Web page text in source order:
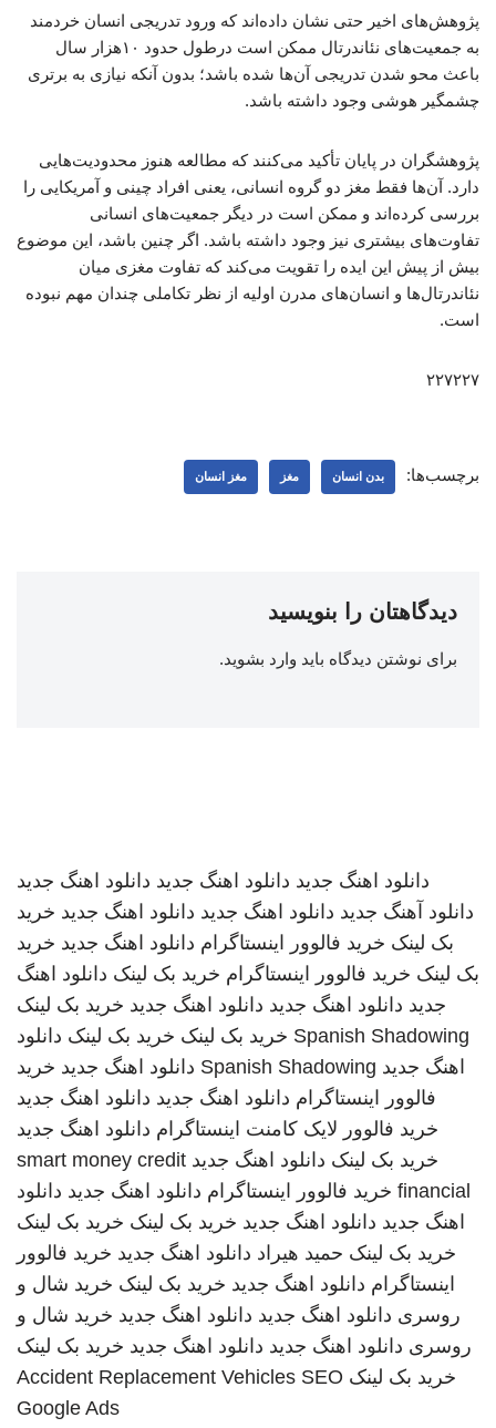
پژوهش‌های اخیر حتی نشان داده‌اند که ورود تدریجی انسان خردمند
به جمعیت‌های نئاندرتال ممکن است درطول حدود ۱۰هزار سال
باعث محو شدن تدریجی آن‌ها شده باشد؛ بدون آنکه نیازی به برتری
چشمگیر هوشی وجود داشته باشد.
پژوهشگران در پایان تأکید می‌کنند که مطالعه هنوز محدودیت‌هایی
دارد. آن‌ها فقط مغز دو گروه انسانی، یعنی افراد چینی و آمریکایی را
بررسی کرده‌اند و ممکن است در دیگر جمعیت‌های انسانی
تفاوت‌های بیشتری نیز وجود داشته باشد. اگر چنین باشد، این موضوع
بیش از پیش این ایده را تقویت می‌کند که تفاوت مغزی میان
نئاندرتال‌ها و انسان‌های مدرن اولیه از نظر تکاملی چندان مهم نبوده
است.
۲۲۷۲۲۷
برچسب‌ها: بدن انسان مغز مغز انسان
دیدگاهتان را بنویسید
برای نوشتن دیدگاه باید وارد بشوید.
دانلود اهنگ جدید دانلود اهنگ جدید دانلود اهنگ جدید
دانلود آهنگ جدید دانلود اهنگ جدید دانلود اهنگ جدید خرید
بک لینک خرید فالوور اینستاگرام دانلود اهنگ جدید خرید
بک لینک خرید فالوور اینستاگرام خرید بک لینک دانلود اهنگ
جدید دانلود اهنگ جدید دانلود اهنگ جدید خرید بک لینک
Spanish Shadowing خرید بک لینک خرید بک لینک دانلود
اهنگ جدید Spanish Shadowing دانلود اهنگ جدید خرید
فالوور اینستاگرام دانلود اهنگ جدید دانلود اهنگ جدید
خرید فالوور لایک کامنت اینستاگرام دانلود اهنگ جدید
خرید بک لینک دانلود اهنگ جدید smart money credit
financial خرید فالوور اینستاگرام دانلود اهنگ جدید دانلود
اهنگ جدید دانلود اهنگ جدید خرید بک لینک خرید بک لینک
خرید بک لینک حمید هیراد دانلود اهنگ جدید خرید فالوور
اینستاگرام دانلود اهنگ جدید خرید بک لینک خرید شال و
روسری دانلود اهنگ جدید دانلود اهنگ جدید خرید شال و
روسری دانلود اهنگ جدید دانلود اهنگ جدید خرید بک لینک
خرید بک لینک
Accident Replacement Vehicles SEO
Google Ads